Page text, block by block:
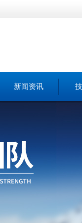
新闻资讯